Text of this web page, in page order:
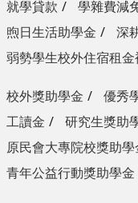
就學貸款 學雜費減
煦日生活助學金
深
弱勢學生校外住宿租
校外獎助學金 優秀
工讀金
研究生獎助
原民會大專院校獎助
青年公益行動獎助學金